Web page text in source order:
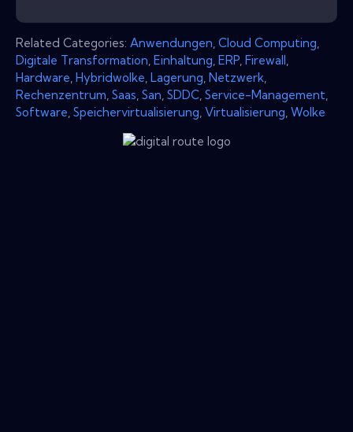
Related Categories: Anwendungen Cloud Computing
Digitale Transformation Einhaltung ERP Firewall
Hardware Hybridwolke Lagerung Netzwerk
Rechenzentrum Saas San SDDC Service-Management
Software Speichervirtualisierung Virtualisierung Wolke